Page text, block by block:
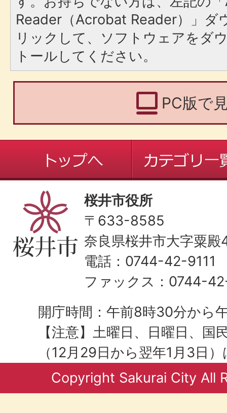
Reader（Acrobat Reader）」ダ
リックして、ソフトウェアをダ
トールしてください。
PC版で
桜井市役所
〒633-8585
奈良県桜井市大字粟
電話：0744-42-9111
ファックス：0744-
開庁時間：午前8時30分から
【注意】土曜日、日曜日、国
（12月29日から翌年1月3日
Copyright Sakurai City All